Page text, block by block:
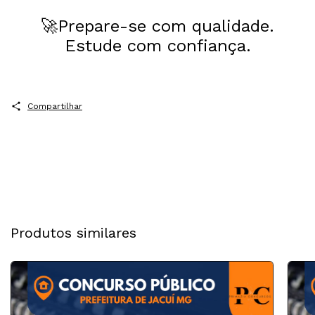
🚀Prepare-se com qualidade.
Estude com confiança.
Compartilhar
Produtos similares